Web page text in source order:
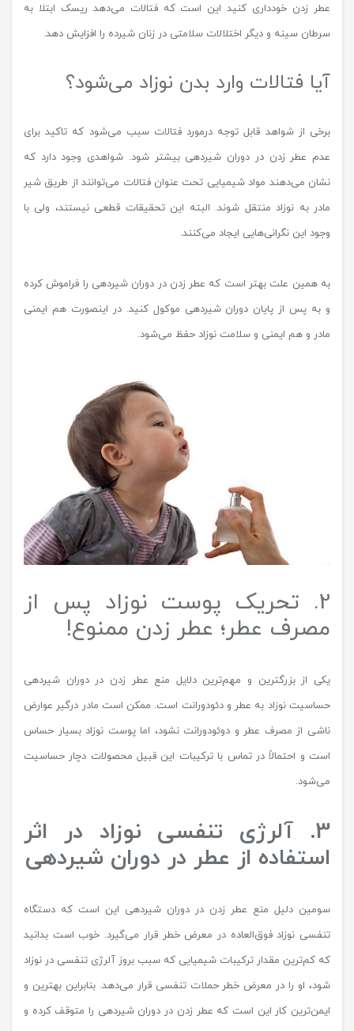
عطر زدن خودداری کنید این است که فتالات می‌دهد ریسک ابتلا به
سرطان سینه و دیگر اختلالات سلامتی در زنان شیرده را افزایش دهد.
آیا فتالات وارد بدن نوزاد می‌شود؟
برخی از شواهد قابل توجه درمورد فتالات سبب می‌شود که تاکید برای
عدم عطر زدن در دوران شیردهی بیشتر شود. شواهدی وجود دارد که
نشان می‌دهند مواد شیمیایی تحت عنوان فتالات می‌توانند از طریق شیر
مادر به نوزاد منتقل شوند. البته این تحقیقات قطعی نیستند، ولی با
وجود این نگرانی‌هایی ایجاد می‌کنند.
به همین علت بهتر است که عطر زدن در دوران شیردهی را فراموش کرده
و به پس از پایان دوران شیردهی موکول کنید. در اینصورت هم ایمنی
مادر و هم ایمنی و سلامت نوزاد حفظ می‌شود.
2. تحریک پوست نوزاد پس از
مصرف عطر؛ عطر زدن ممنوع!
یکی از بزرگترین و مهم‌ترین دلایل منع عطر زدن در دوران شیردهی
حساسیت نوزاد به عطر و دئودورانت است. ممکن است مادر درگیر عوارض
ناشی از مصرف عطر و دوئودورانت نشود، اما پوست نوزاد بسیار حساس
است و احتمالاً در تماس با ترکیبات این قبیل محصولات دچار حساسیت
می‌شود.
3. آلرژی تنفسی نوزاد در اثر
استفاده از عطر در دوران شیردهی
سومین دلیل منع عطر زدن در دوران شیردهی این است که دستگاه
تنفسی نوزاد فوق‌العاده در معرض خطر قرار می‌گیرد. خوب است بدانید
که کم‌ترین مقدار ترکیبات شیمیایی که سبب بروز آلرژی تنفسی در نوزاد
شود، او را در معرض خطر حملات تنفسی قرار می‌‌دهد. بنابراین بهترین و
ایمن‌ترین کار این است که عطر زدن در دوران شیردهی را متوقف کرده و